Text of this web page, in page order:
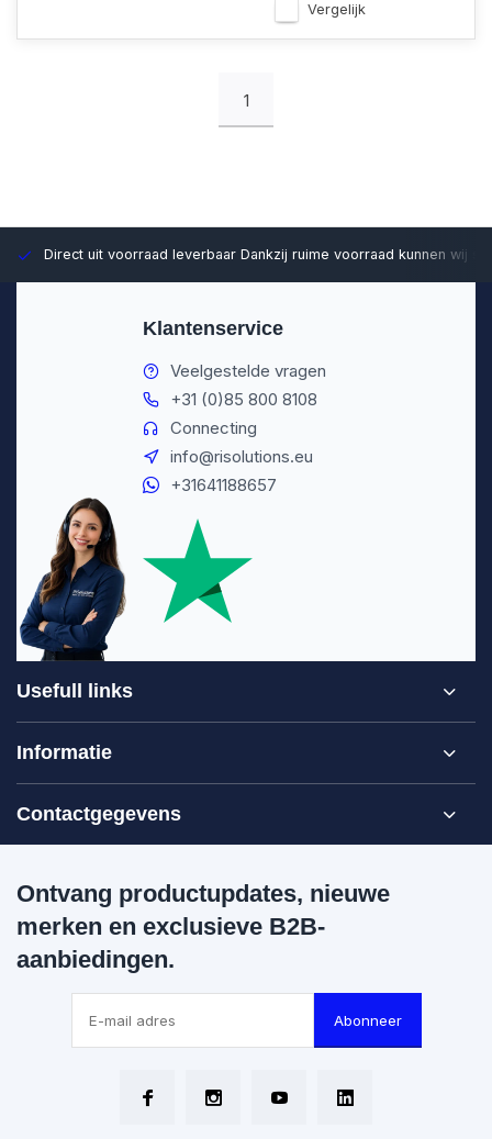
Vergelijk
1
Direct uit voorraad leverbaar Dankzij ruime voorraad kunnen wij
Klantenservice
Veelgestelde vragen
+31 (0)85 800 8108
Connecting
info@risolutions.eu
+31641188657
Usefull links
Informatie
Contactgegevens
Ontvang productupdates, nieuwe
merken en exclusieve B2B-
aanbiedingen.
Abonneer